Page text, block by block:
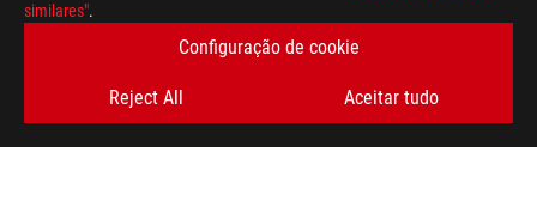
similares".
Configuração de cookie
Reject All Aceitar tudo
Disclaimer
Os termos HDMI, HDMI High-Definition Multimedia Interface
HDMI e os Logótipos HDMI são marcas comerciais ou
they wish.
Price may not include extra fee, including tax、shipping、